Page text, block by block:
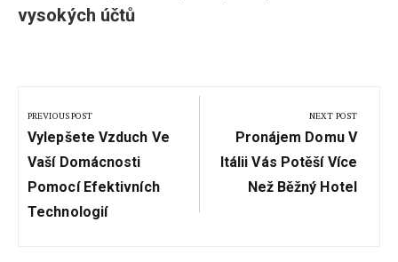
vysokých účtů
pro
příspěvek
PREVIOUS POST
Previous
Post:
Vylepšete Vzduch Ve
Vaší Domácnosti
Pomocí Efektivních
Technologií
NEXT POST
Next
Post:
Pronájem Domu V
Itálii Vás Potěší Více
Než Běžný Hotel